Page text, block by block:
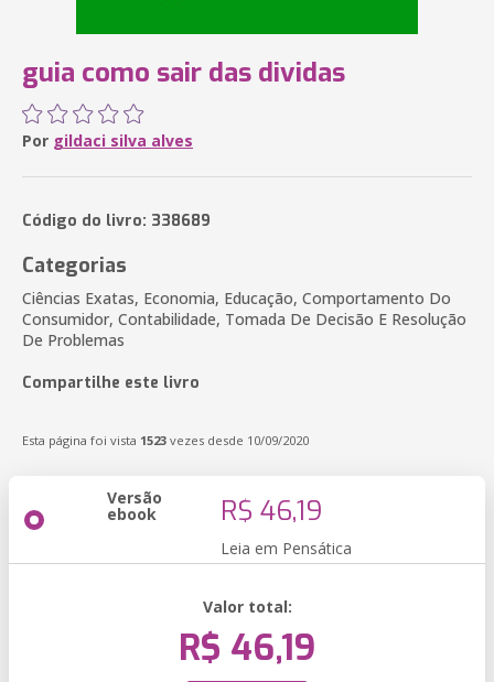
guia como sair das dividas
Por gildaci silva alves
Código do livro: 338689
Categorias
Ciências Exatas, Economia, Educação, Comportamento Do
Consumidor, Contabilidade, Tomada De Decisão E Resolução
De Problemas
Compartilhe este livro
Esta página foi vista 1523 vezes desde 10/09/2020
Versão
ebook R$ 46,19
Leia em Pensática
Valor total:
R$ 46,19